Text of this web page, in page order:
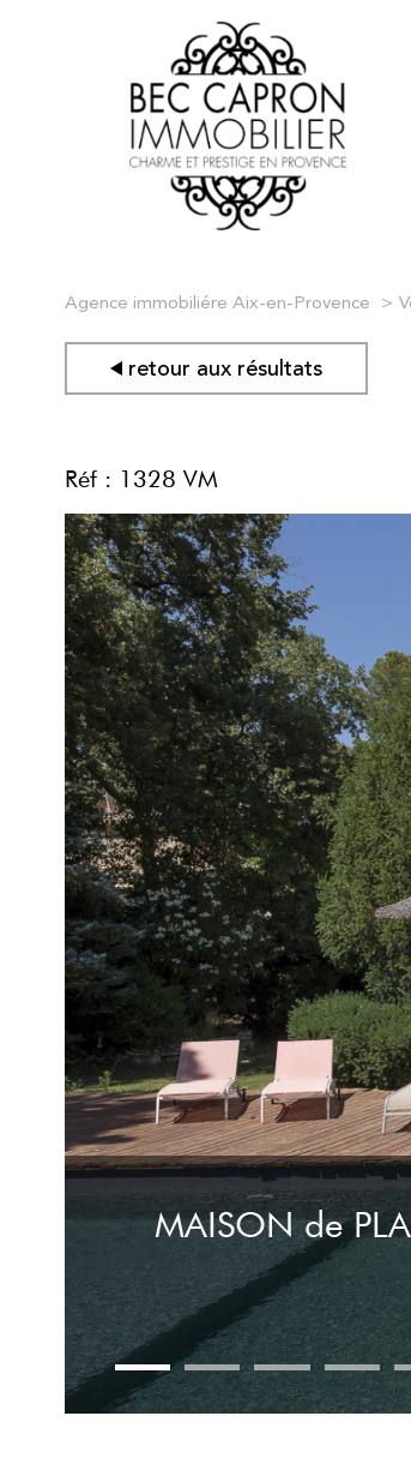
Agence immobiliére Aix-en-Provence
retour aux résultats
Réf : 1328 VM
MAISON de